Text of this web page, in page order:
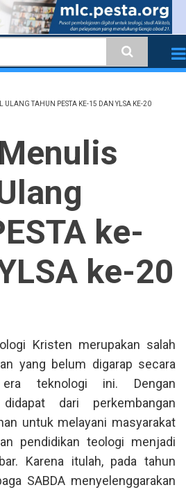
ULANG TAHUN PESTA KE-15 DAN YLSA KE-20
ke-
ke-20
Kristen merupakan salah
yang belum digarap secara
teknologi ini. Dengan
dari perkembangan
untuk melayani masyarakat
pendidikan teologi menjadi
Karena itulah, pada tahun
SABDA menyelenggarakan